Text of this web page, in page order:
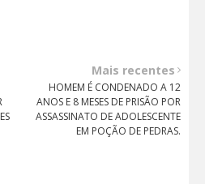
Mais recentes
HOMEM É CONDENADO A 12
ANOS E 8 MESES DE PRISÃO POR
ASSASSINATO DE ADOLESCENTE
EM POÇÃO DE PEDRAS.